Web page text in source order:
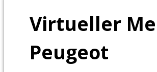
Virtueller
Peugeot